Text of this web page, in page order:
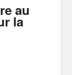
au
la